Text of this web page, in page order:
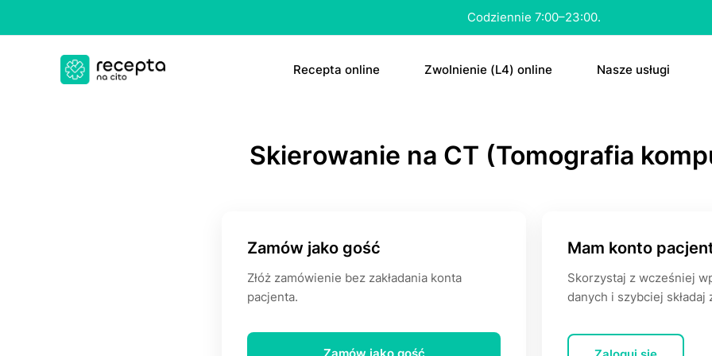
Konsultacja nawet w 15 minut.
Rесерtа online
ΤаbIеtkа “ԁzіеń ро”
ZwоInіenіе (L4) online Nasze usługi
E-zwоInіenіе
Dowolne
RTG
ΤаbIеtkа “ԁzіеń
Skiеrоwаniе na CT (Tomografia
Zamów jako gość
Złóż zamówienie bez zakładania konta
pacjenta.
Zamów jako gość
Mam konto
Skorzystaj z wcześniej
danych i szybciej składaj